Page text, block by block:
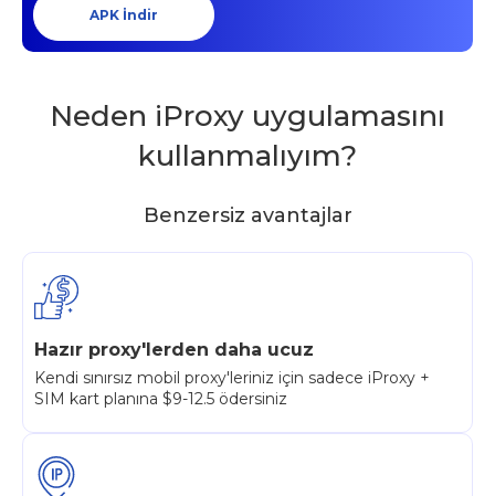
APK İndir
Neden iProxy uygulamasını
kullanmalıyım?
Benzersiz avantajlar
Hazır proxy'lerden daha ucuz
Kendi sınırsız mobil proxy'leriniz için sadece iProxy +
SIM kart planına $9-12.5 ödersiniz